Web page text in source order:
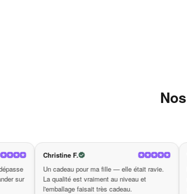
énergétique : Chaque perle représente un
beauté extérieure. Commandez-le dès
F.
pour ma fille — elle était ravie.
est vraiment au niveau et
faisait très cadeau.
Valerie M.
Produit conforme,
redire. C'est rare de
aussi sérieuse.